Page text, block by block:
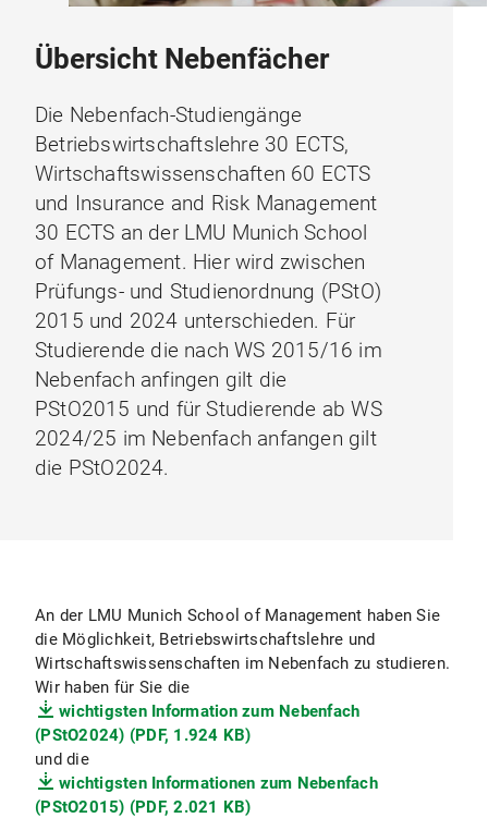
Übersicht Nebenfächer
Die Nebenfach-Studiengänge
Betriebswirtschaftslehre 30 ECTS,
Wirtschaftswissenschaften 60 ECTS
und Insurance and Risk Management
30 ECTS an der LMU Munich School
of Management. Hier wird zwischen
Prüfungs- und Studienordnung (PStO)
2015 und 2024 unterschieden. Für
Studierende die nach WS 2015/16 im
Nebenfach anfingen gilt die
PStO2015 und für Studierende ab WS
2024/25 im Nebenfach anfangen gilt
die PStO2024.
An der LMU Munich School of Management haben Sie
die Möglichkeit, Betriebswirtschaftslehre und
Wirtschaftswissenschaften im Nebenfach zu studieren.
Wir haben für Sie die
wichtigsten Information zum Nebenfach
(PStO2024) (PDF, 1.924 KB)
und die
wichtigsten Informationen zum Nebenfach
(PStO2015) (PDF, 2.021 KB)